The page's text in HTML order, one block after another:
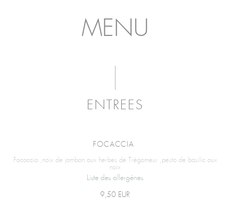
MENU
ENTREES
FOCACCIA
Focaccia ,noix de jambon aux herbes de Trégomeur ,pesto de basilic aux
noix
Liste des allergènes
9,50 EUR